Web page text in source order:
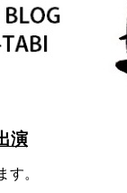
演
す。